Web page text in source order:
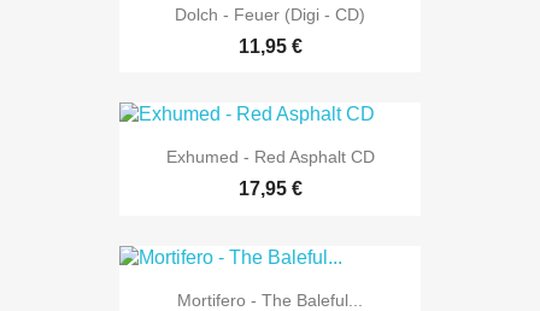
Dolch - Feuer (Digi - CD)
11,95 €
Exhumed - Red Asphalt CD
17,95 €
Mortifero - The Baleful...